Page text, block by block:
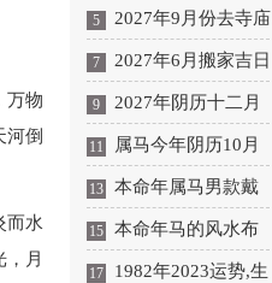
万物
河倒
而水
月
日一览表
安床吉日 2027年正月安
床吉日吉时查询
5 2027年9月份去寺庙
祈福的日子 2027年5月
去寺庙吉日一览表
7 2027年6月搬家吉日
吉时 2027年农历6月搬
家吉日一览表
9 2027年阴历十二月
开光吉日 2027年12月开
光吉日一览表
11 属马今年阴历10月
结婚好吗 属马还有几年
本命年结婚呢好吗
13 本命年属马男款戴
什么财神 本命年属马男
士戴什么好一点
15 本命年马的风水布
局 本命年马的佛像怎么
17 1982年2023运势,生